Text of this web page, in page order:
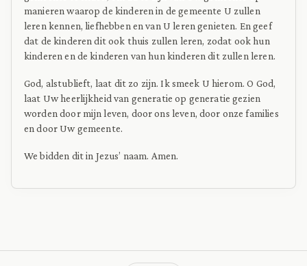
manieren waarop de kinderen in de gemeente U zullen
leren kennen, liefhebben en van U leren genieten. En geef
dat de kinderen dit ook thuis zullen leren, zodat ook hun
kinderen en de kinderen van hun kinderen dit zullen leren.
God, alstublieft, laat dit zo zijn. Ik smeek U hierom. O God,
laat Uw heerlijkheid van generatie op generatie gezien
worden door mijn leven, door ons leven, door onze families
en door Uw gemeente.
We bidden dit in Jezus’ naam. Amen.